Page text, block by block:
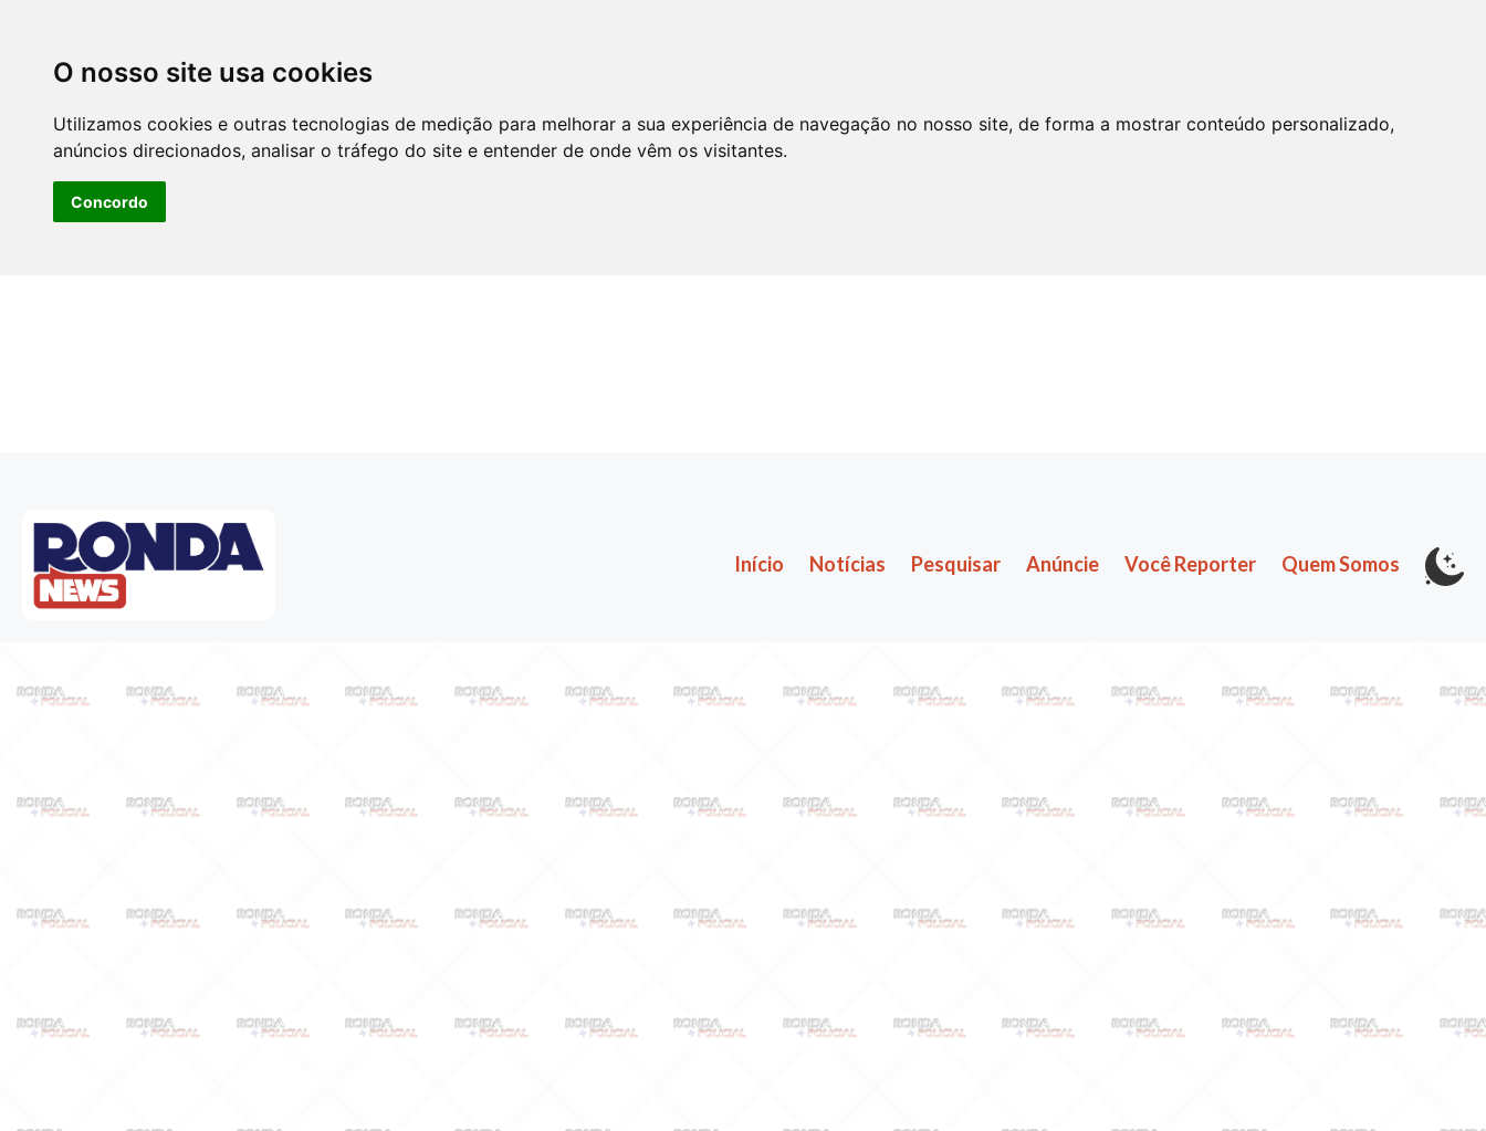
O nosso site usa cookies
Utilizamos cookies e outras tecnologias de medição para melhorar a sua experiência de navegação no nosso site, de forma a mostrar conteúdo personalizado,
anúncios direcionados, analisar o tráfego do site e entender de onde vêm os visitantes.
Concordo
Início Notícias Pesquisar Anúncie Você Reporter Quem Somos